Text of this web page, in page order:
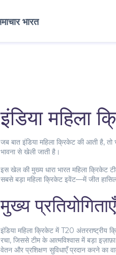
इंडिया महिला
जब बात इंडिया महिला क्रिकेट की आती है, तो
भावना से खेली जाती है।
इस खेल की मुख्य धारा भारत महिला क्रिकेट
सबसे बड़ा महिला क्रिकेट इवेंट—में जीत हासिल
मुख्य
इंडिया महिला क्रिकेट मेंT20 अंतरराष्ट्रीय
रचा, जिससे टीम के आत्मविश्वास में बड़ा
वेतन और प्रशिक्षण सुविधाएँ प्रदान करने का